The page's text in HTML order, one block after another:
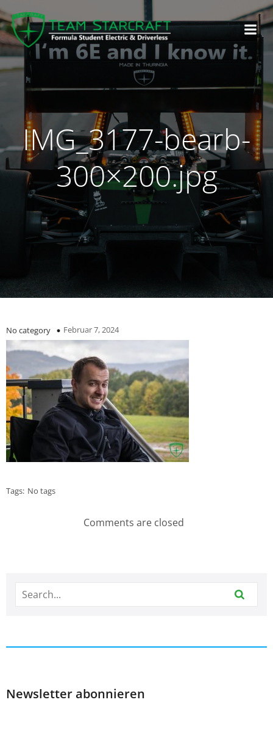
IMG_3177-bearb-
300×200.jpg
No category Februar 7, 2024
Tags: No tags
Comments are closed
Newsletter abonnieren